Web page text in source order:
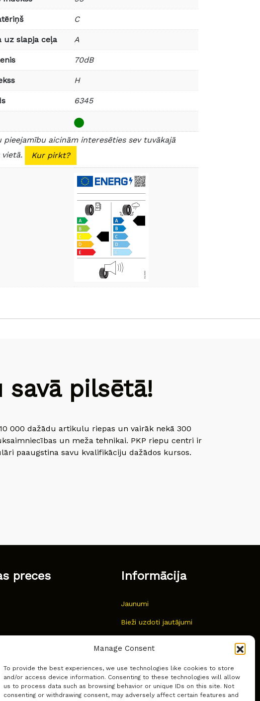
Manage Consent
To provide the best experiences, we use technologies like cookies to store
and/or access device information. Consenting to these technologies will allow
us to process data such as browsing behavior or unique IDs on this site. Not
consenting or withdrawing consent, may adversely affect certain features and
C
uz slapja ceļa A
70dB
H
6345
pieejamību aicinām interesēties sev tuvākajā
Kur pirkt?
pilsētā!
000 dažādu artikulu riepas un vairāk nekā 300
un meža tehnikai. PKP riepu centri ir
paaugstina savu kvalifikāciju dažādos kursos.
preces Informācija
Jaunumi
Bieži uzdoti jautājumi